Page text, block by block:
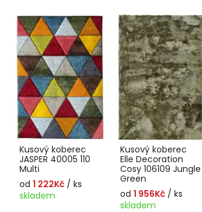
Kusový koberec
JASPER 40005 110
Multi
od 1 222Kč / ks
skladem
Kusový koberec
Elle Decoration
Cosy 106109 Jungle
Green
od 1 956Kč / ks
skladem